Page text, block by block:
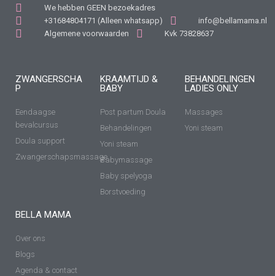
We hebben GEEN bezoekadres
+31684804171 (Alleen whatsapp)
info@bellamama.nl
Algemene voorwaarden
Kvk 73828637
ZWANGERSCHA
P
Eendaagse
bevalcursus
Doula support
Zwangerschapsmassage
KRAAMTIJD &
BABY
Post partum Doula
Behandelingen
Yoni steam
Babymassage
Baby spelyoga
Borstvoeding
BEHANDELINGEN
LADIES ONLY
Massages
Yoni steam
BELLA MAMA
Over ons
Blogs
Agenda & contact